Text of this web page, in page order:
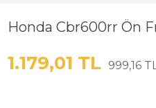
Honda Cbr600rr Ön
1.179,01 TL 999,16